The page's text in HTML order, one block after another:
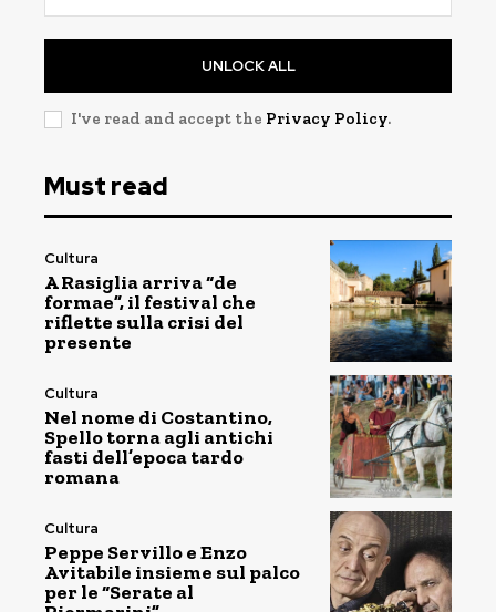
UNLOCK ALL
I've read and accept the Privacy Policy.
Must read
Cultura
A Rasiglia arriva “de
formae”, il festival che
riflette sulla crisi del
presente
Cultura
Nel nome di Costantino,
Spello torna agli antichi
fasti dell’epoca tardo
romana
Cultura
Peppe Servillo e Enzo
Avitabile insieme sul palco
per le “Serate al